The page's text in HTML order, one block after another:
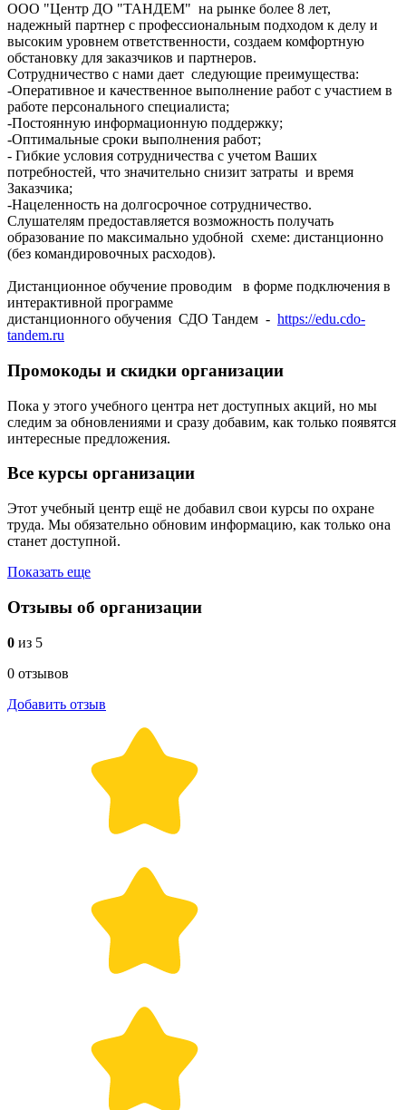
ООО "Центр ДО "ТАНДЕМ" на рынке более 8 лет,
надежный партнер с профессиональным подходом к делу и
высоким уровнем ответственности, создаем комфортную
обстановку для заказчиков и партнеров.
Сотрудничество с нами дает следующие преимущества:
-Оперативное и качественное выполнение работ с участием в
работе персонального специалиста;
-Постоянную информационную поддержку;
-Оптимальные сроки выполнения работ;
- Гибкие условия сотрудничества с учетом Ваших
потребностей, что значительно снизит затраты и время
Заказчика;
-Нацеленность на долгосрочное сотрудничество.
Слушателям предоставляется возможность получать
образование по максимально удобной схеме: дистанционно
(без командировочных расходов).
Дистанционное обучение проводим в форме подключения в
интерактивной программе
дистанционного обучения СДО Тандем - https://edu.cdo-
tandem.ru
Промокоды и скидки организации
Пока у этого учебного центра нет доступных акций, но мы
следим за обновлениями и сразу добавим, как только появятся
интересные предложения.
Все курсы организации
Этот учебный центр ещё не добавил свои курсы по охране
труда. Мы обязательно обновим информацию, как только она
станет доступной.
Показать еще
Отзывы об организации
0 из 5
0 отзывов
Добавить отзыв